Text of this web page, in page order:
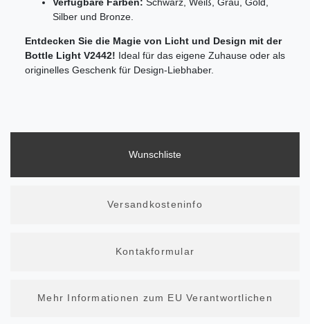
Silber und Bronze
Entdecken Sie die Magie von Licht und Design mit der
Bottle Light V2442! Ideal für das eigene Zuhause oder als
originelles Geschenk für Design-Liebhaber.
Wunschliste
Versandkosteninfo
Kontakformular
Mehr Informationen zum EU Verantwortlichen